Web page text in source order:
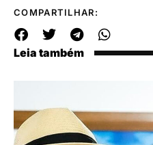
COMPARTILHAR:
Leia também